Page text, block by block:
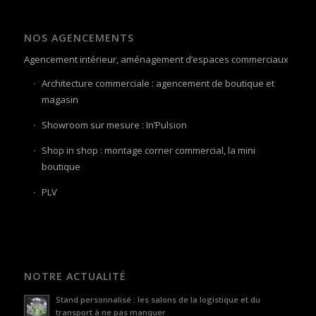
NOS AGENCEMENTS
Agencement intérieur, aménagement d’espaces commerciaux
Architecture commerciale : agencement de boutique et
magasin
Showroom sur mesure : In’Pulsion
Shop in shop : montage corner commercial, la mini
boutique
PLV
NOTRE ACTUALITÉ
Stand personnalisé : les salons de la logistique et du
transport à ne pas manquer